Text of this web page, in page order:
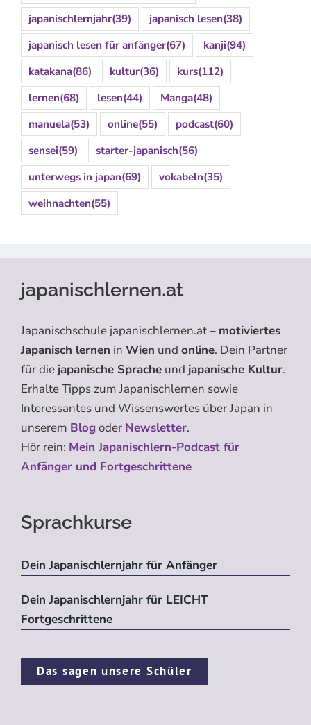
japanischlernjahr(39) japanisch lesen(38)
japanisch lesen für anfänger(67) kanji(94)
katakana(86) kultur(36) kurs(112)
lernen(68) lesen(44) Manga(48)
manuela(53) online(55) podcast(60)
sensei(59) starter-japanisch(56)
unterwegs in japan(69) vokabeln(35)
weihnachten(55)
japanischlernen.at
Japanischschule japanischlernen.at – motiviertes
Japanisch lernen in Wien und online. Dein Partner
für die japanische Sprache und japanische Kultur.
Erhalte Tipps zum Japanischlernen sowie
Interessantes und Wissenswertes über Japan in
unserem Blogoder Newsletter.
Hör rein: Mein Japanischlern-Podcast für
Anfänger und Fortgeschrittene
Sprachkurse
Dein Japanischlernjahr für Anfänger
Dein Japanischlernjahr für LEICHT
Fortgeschrittene
Das sagen unsere Schüler